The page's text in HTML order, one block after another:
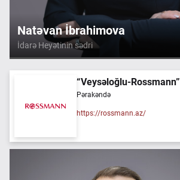
Natəvan İbrahimova
İdarə Heyətinin sədri
“Veysəloğlu-Rossmann”
Pərakəndə
https://rossmann.az/